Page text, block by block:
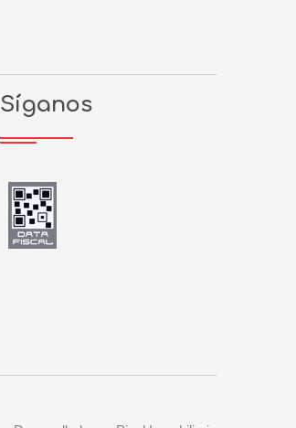
Síganos